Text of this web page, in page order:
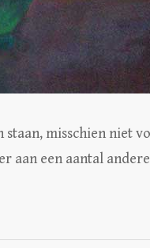
misschien niet
aan een aantal